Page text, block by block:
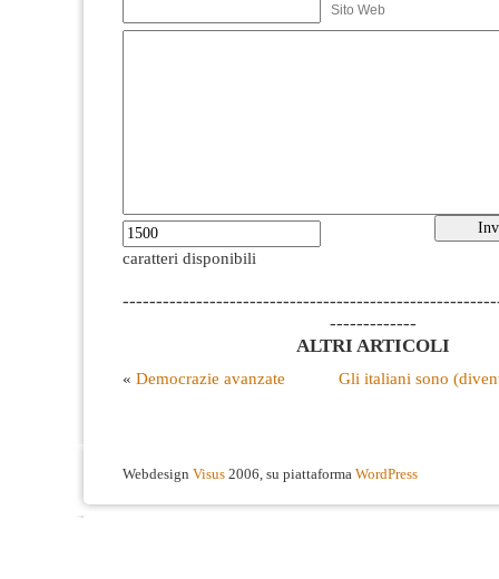
Sito Web
caratteri disponibili
-------------
ALTRI ARTICOLI
« Democrazie avanzate Gli italiani sono
Webdesign Visus 2006, su piattaforma WordPress